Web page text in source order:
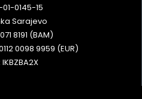
01-0145-15
Sarajevo
8191 (BAM)
0098 9959 (EUR)
IKBZBA2X